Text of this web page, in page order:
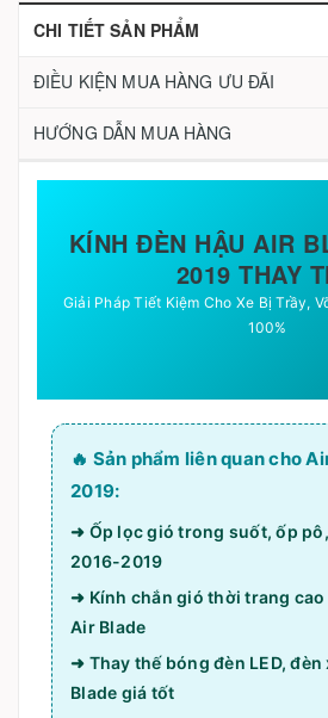
CHI TIẾT SẢN PHẨM
ĐIỀU KIỆN MUA HÀNG ƯU ĐÃI
HƯỚNG DẪN MUA HÀNG
KÍNH ĐÈN HẬU AIR
2019 THAY
Giải Pháp Tiết Kiệm Cho Xe Bị Trầy,
100%
🔥 Sản phẩm liên quan cho
2019:
➜ Ốp lọc gió trong suốt, ốp
2016-2019
➜ Kính chắn gió thời trang cao
Air Blade
➜ Thay thế bóng đèn LED,
Blade giá tốt